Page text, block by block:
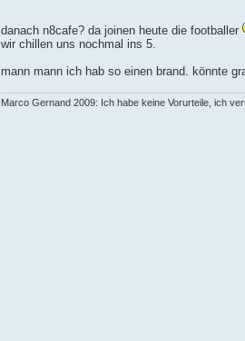
danach n8cafe? da joinen heute die footballer
wir chillen uns nochmal ins 5.
mann mann ich hab so einen brand. könnte
Marco Gernand 2009: Ich habe keine Vorurteile, ich